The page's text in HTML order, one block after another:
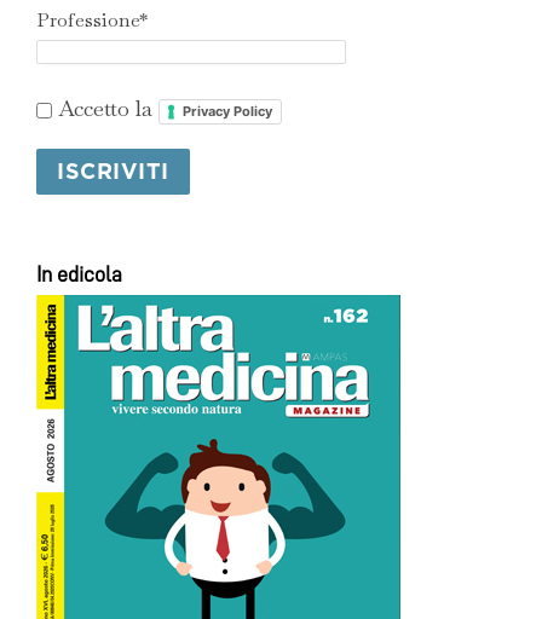
Professione*
Accetto la Privacy Policy
In edicola